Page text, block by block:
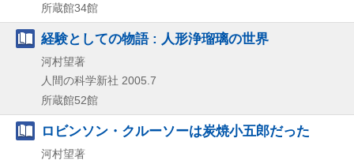
所蔵館34館
経験としての物語 : 人形浄瑠璃の世界
河村望著
人間の科学新社 2005.7
所蔵館52館
ロビンソン・クルーソーは炭焼小五郎だった
河村望著